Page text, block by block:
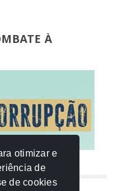
À
otimizar e
de
de cookies